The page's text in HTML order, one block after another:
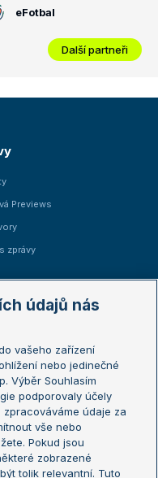
eFotbal
Další partneři
Previews
zprávy
Open
údajů nás
vašeho zařízení
nebo jedinečné
Výběr Souhlasím
podporovaly účely
údaje za
vše nebo
Pokud jsou
zobrazené
tolik relevantní. Tuto